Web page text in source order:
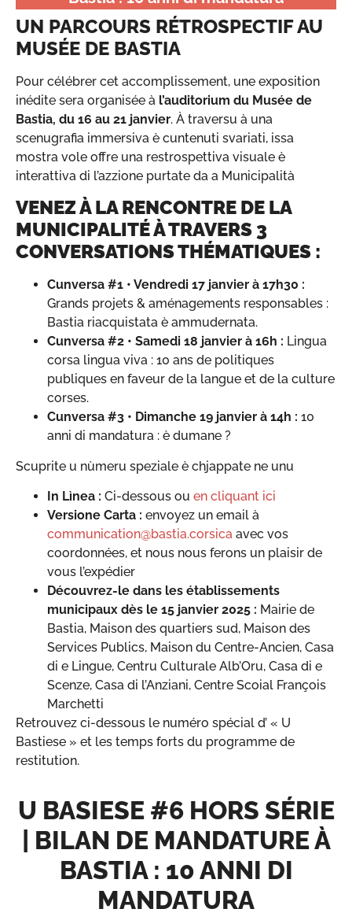
UN PARCOURS RÉTROSPECTIF AU
MUSÉE DE BASTIA
Pour célébrer cet accomplissement, une exposition
inédite sera organisée à l’auditorium du Musée de
Bastia, du 16 au 21 janvier. À traversu à una
scenugrafia immersiva è cuntenuti svariati, issa
mostra vole offre una restrospettiva visuale è
interattiva di l’azzione purtate da a Municipalità
VENEZ À LA RENCONTRE DE LA
MUNICIPALITÉ À TRAVERS 3
CONVERSATIONS THÉMATIQUES :
Cunversa #1 • Vendredi 17 janvier à 17h30 :
Grands projets & aménagements responsables :
Bastia riacquistata è ammudernata.
Cunversa #2 • Samedi 18 janvier à 16h : Lingua
corsa lingua viva : 10 ans de politiques
publiques en faveur de la langue et de la culture
corses.
Cunversa #3 • Dimanche 19 janvier à 14h : 10
anni di mandatura : è dumane ?
Scuprite u nùmeru speziale è chjappate ne unu
In Lìnea : Ci-dessous ou en cliquant ici
Versione Carta : envoyez un email à
communication@bastia.corsica avec vos
coordonnées, et nous nous ferons un plaisir de
vous l’expédier
Découvrez-le dans les établissements
municipaux dès le 15 janvier 2025 : Mairie de
Bastia, Maison des quartiers sud, Maison des
Services Publics, Maison du Centre-Ancien, Casa
di e Lingue, Centru Culturale Alb’Oru, Casa di e
Scenze, Casa di l’Anziani, Centre Scoial François
Marchetti
Retrouvez ci-dessous le numéro spécial d’ « U
Bastiese » et les temps forts du programme de
restitution.
U BASIESE #6 HORS SÉRIE
| BILAN DE MANDATURE À
BASTIA : 10 ANNI DI
MANDATURA